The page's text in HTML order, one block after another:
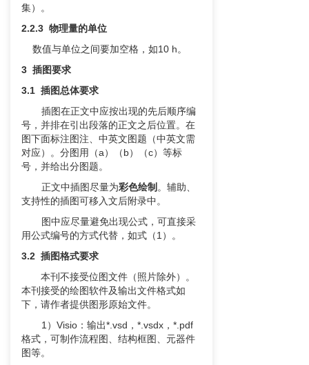
集）。
2.2.3 物理量的单位
数值与单位之间要加空格，如10 h。
3 插图要求
3.1 插图总体要求
插图在正文中应按出现的先后顺序编
号，并排在引出段落的正文之后位置。在
图下面标注图注、中英文图题（中英文需
对应）。分图用（a）（b）（c）等标
号，并给出分图题。
正文中插图尽量为彩色绘制 。辅助、
支持性的插图可移入文后附录中。
图中应尽量避免出现公式，可直接采
用公式编号的方式代替，如式（1）。
3.2 插图格式要求
本刊不接受位图文件（照片除外）。
本刊接受的绘图软件及输出文件格式如
下，请作者提供图形原始文件。
1）Visio：输出*.vsd，*.vsdx，*.pdf
格式，可制作流程图、结构框图、元器件
图等。